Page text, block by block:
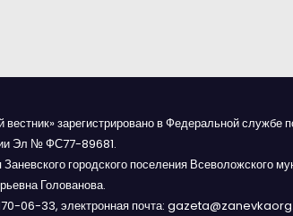
вестник» зарегистрировано в Федеральной
Эл № ФС77-89681.
городского поселения Всеволожского
Голованова.
06-33, электронная почта: